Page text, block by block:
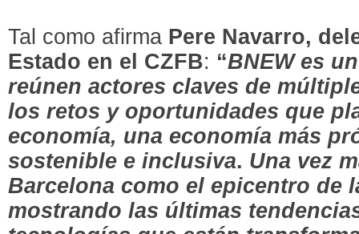
Tal como afirma Pere Navarro,
Estado en el CZFB: “BNEW es
reúnen actores claves de
los retos y oportunidades que
economía, una economía más
sostenible e inclusiva. Una vez
Barcelona como el epicentro de
mostrando las últimas